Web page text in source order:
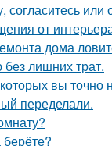
или
от
дома
лишних трат.
вы точно
переделали.